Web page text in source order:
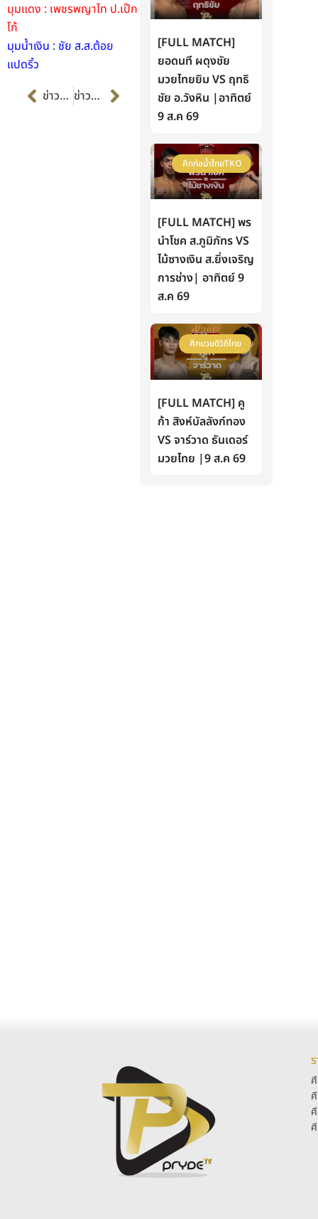
มุมแดง : เพชรพญาไท ป.เป๊ก
โก้
มุมน้ำเงิน : ชัย ส.ส.ต้อย
แปดริ้ว
Prevข่าวก่อนหน้า ข่าวต่อไป Next
[FULL MATCH]
ยอดนที ผดุงชัย
มวยไทยยิม VS ฤทธิ
ชัย อ.วังหิน |อาทิตย์
9 ส.ค 69
ศึกท่อน้ำไทยTKO
[FULL MATCH] พร
นำโชค ส.ภูมิภัทร VS
ไม้ซางเงิน ส.ยิ่งเจริญ
การช่าง| อาทิตย์ 9
ส.ค 69
ศึกมวยดีวิถีไทย
[FULL MATCH] คู
ก้า สิงห์บัลลังก์ทอง
VS จาร์วาด ธันเดอร์
มวยไทย |9 ส.ค 69